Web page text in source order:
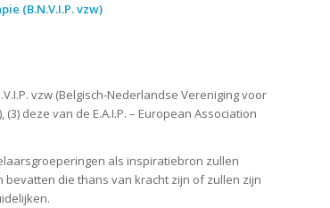
(B.N.V.I.P. vzw)
vzw (Belgisch-Nederlandse Vereniging voor
deze van de E.A.I.P. – European Association
als inspiratiebron zullen
die thans van kracht zijn of zullen zijn